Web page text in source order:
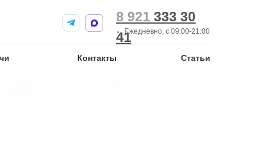
Статьи
Контакты
8 921 333 30
41Ежедневно, с 09:00-21:00
Контакты Статьи
8 921 333 30
41